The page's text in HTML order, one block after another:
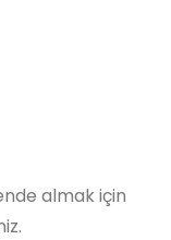
almak için